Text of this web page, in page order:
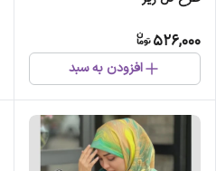
526,000
افزودن به سبد